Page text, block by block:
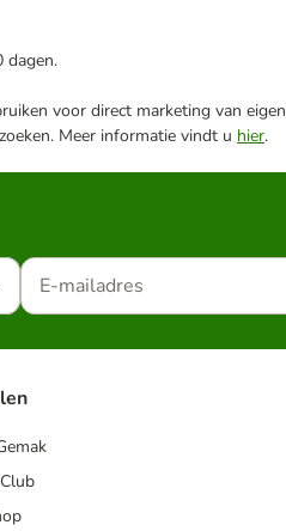
dagen.
voor direct marketing van
Meer informatie vindt u hier.